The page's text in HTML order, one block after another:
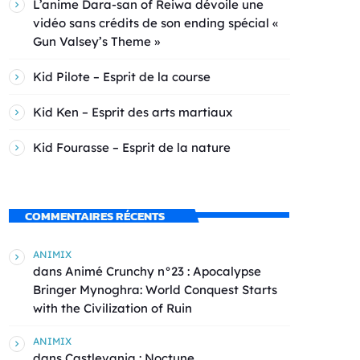
L’anime Dara-san of Reiwa dévoile une
vidéo sans crédits de son ending spécial «
Gun Valsey’s Theme »
Kid Pilote – Esprit de la course
Kid Ken – Esprit des arts martiaux
Kid Fourasse – Esprit de la nature
COMMENTAIRES RÉCENTS
ANIMIX
dans Animé Crunchy n°23 : Apocalypse
Bringer Mynoghra: World Conquest Starts
with the Civilization of Ruin
ANIMIX